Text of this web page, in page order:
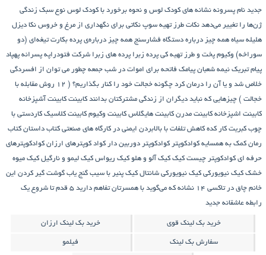
جدید نام پسرونه نشانه های کودک لوس و نحوه برخورد با کودک لوس نوع سبک زندگی
ژن‌ها را تغییر می‌دهد نکات طرز تهیه سوپ نکاتی برای نگهداری از مرغ و خروس نکا دیزل
هلیله سیاه همه چیز درباره دستگاه فشارسنج همه چیز درباره‌ی پرده بکارت تیغه‌ای (دو
سوراخه) وکیوم پخت و طرز تهیه کی پرده زبرا پرده های زبرا شرکت فتودراپه پسرانه پهپاد
پیام تبریک نیمه شعبان پیامک فاتحه برای اموات در شب جمعه چطور می توان از افسردگی
خلاص شد و یا آن را درمان کرد
چگونه خجالت خود را کنار بگذاریم؟ ( 12 روش مقابله با
خجالت ) چیزهایی که نباید دیگران از زندگی مشترکتان بدانند کابینت کابینت آشپزخانه
کابینت اشپزخانه کابینت مدرن کابینت هایگلاس کابینت وکیوم کابینت کلاسیک کاردستی با
چوب کبریت کار کده کاهش تلفات با بالابردن ایمنی در کارگاه های صنعتی کتاب داستان کتاب
رمان کمک به همسایه کوادکوپتر کوادکوپتر دوربین دار کواد کوپترهای ارزان کوادکوپترهای
حرفه ای کوادکوپتر چیست کیک کیک آلو و هلو کیک ریواس کیک لیمو و نارگیل کیک میوه
خشک کیک نیویورکی کیک نیویورکی شانتال کیک پنیر با سیب گنج‌ یاب گوشت گیر کردن این
خانم چاق در تاکسی ۱۴ نشانه که می‌گوید با همسرتان تفاهم دارید
۵ قدم تا شروع یک
رابطه عاشقانه جدید
خرید بک لینک قوی خرید بک لینک ارزان
سفارش بک لینک فیلمو